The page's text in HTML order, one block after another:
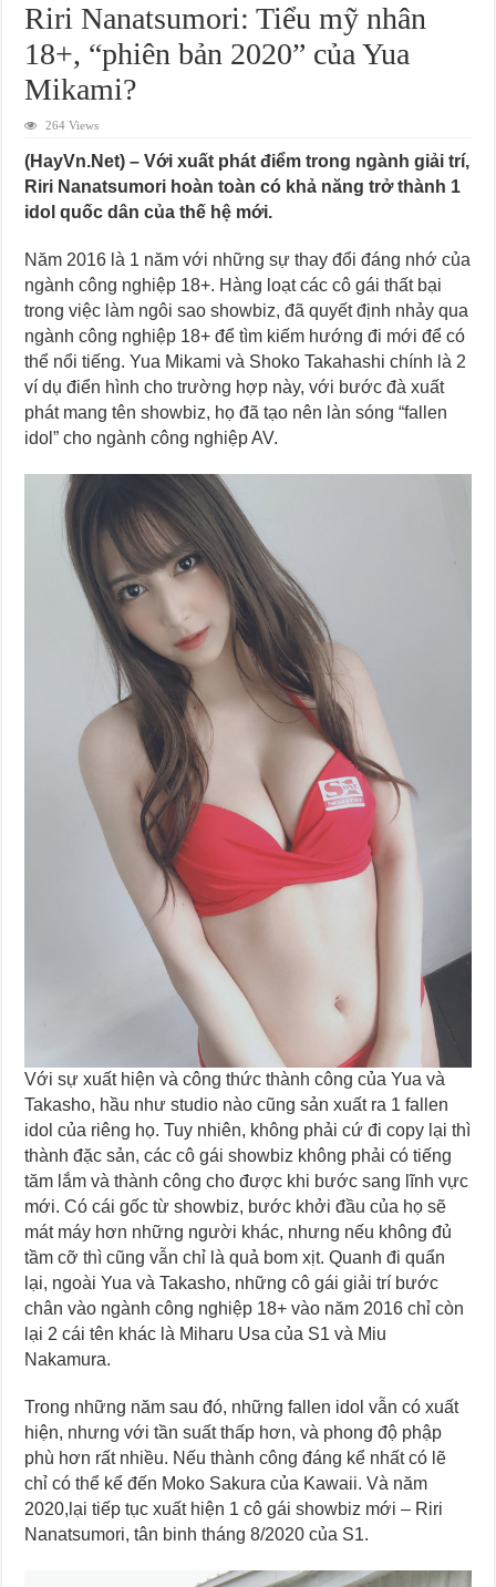
Riri Nanatsumori: Tiểu mỹ nhân
18+, “phiên bản 2020” của Yua
Mikami?
264 Views
(HayVn.Net) – Với xuất phát điểm trong ngành giải trí,
Riri Nanatsumori hoàn toàn có khả năng trở thành 1
idol quốc dân của thế hệ mới.
Năm 2016 là 1 năm với những sự thay đổi đáng nhớ của
ngành công nghiệp 18+. Hàng loạt các cô gái thất bại
trong việc làm ngôi sao showbiz, đã quyết định nhảy qua
ngành công nghiệp 18+ để tìm kiếm hướng đi mới để có
thể nổi tiếng. Yua Mikami và Shoko Takahashi chính là 2
ví dụ điển hình cho trường hợp này, với bước đà xuất
phát mang tên showbiz, họ đã tạo nên làn sóng “fallen
idol” cho ngành công nghiệp AV.
Với sự xuất hiện và công thức thành công của Yua và
Takasho, hầu như studio nào cũng sản xuất ra 1 fallen
idol của riêng họ. Tuy nhiên, không phải cứ đi copy lại thì
thành đặc sản, các cô gái showbiz không phải có tiếng
tăm lắm và thành công cho được khi bước sang lĩnh vực
mới. Có cái gốc từ showbiz, bước khởi đầu của họ sẽ
mát máy hơn những người khác, nhưng nếu không đủ
tầm cỡ thì cũng vẫn chỉ là quả bom xịt. Quanh đi quẩn
lại, ngoài Yua và Takasho, những cô gái giải trí bước
chân vào ngành công nghiệp 18+ vào năm 2016 chỉ còn
lại 2 cái tên khác là Miharu Usa của S1 và Miu
Nakamura.
Trong những năm sau đó, những fallen idol vẫn có xuất
hiện, nhưng với tần suất thấp hơn, và phong độ phập
phù hơn rất nhiều. Nếu thành công đáng kể nhất có lẽ
chỉ có thể kể đến Moko Sakura của Kawaii. Và năm
2020,lại tiếp tục xuất hiện 1 cô gái showbiz mới – Riri
Nanatsumori, tân binh tháng 8/2020 của S1.